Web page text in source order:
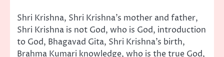
Shri Krishna, Shri Krishna’s mother and father,
Shri Krishna is not God, who is God, introduction
to God, Bhagavad Gita, Shri Krishna’s birth,
Brahma Kumari knowledge, who is the true God,